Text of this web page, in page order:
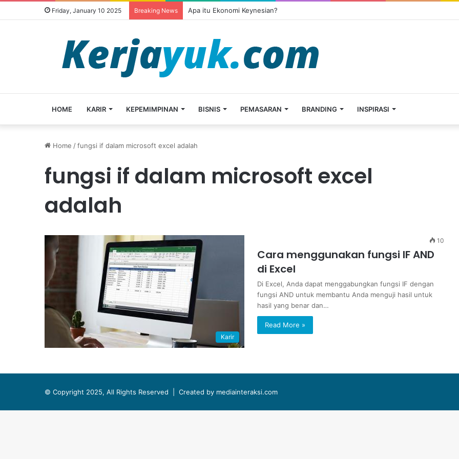
Friday, January 10 2025 Breaking News Apa itu Ekonomi Keynesian?
HOME KARIR KEPEMIMPINAN BISNIS PEMASARAN BRANDING INSPIRASI
Home /fungsi if dalam microsoft excel adalah
fungsi if dalam microsoft excel
adalah
Karir
10
Cara menggunakan fungsi IF AND
di Excel
Di Excel, Anda dapat menggabungkan fungsi IF dengan
fungsi AND untuk membantu Anda menguji hasil untuk
hasil yang benar dan…
Read More »
© Copyright 2025, All Rights Reserved | Created by mediainteraksi.com